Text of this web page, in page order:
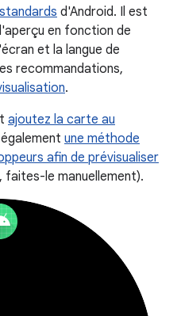
d'Android. Il est
en fonction de
et la langue de
recommandations,
.
ajoutez la carte au
une méthode
afin de prévisualiser
faites-le manuellement).